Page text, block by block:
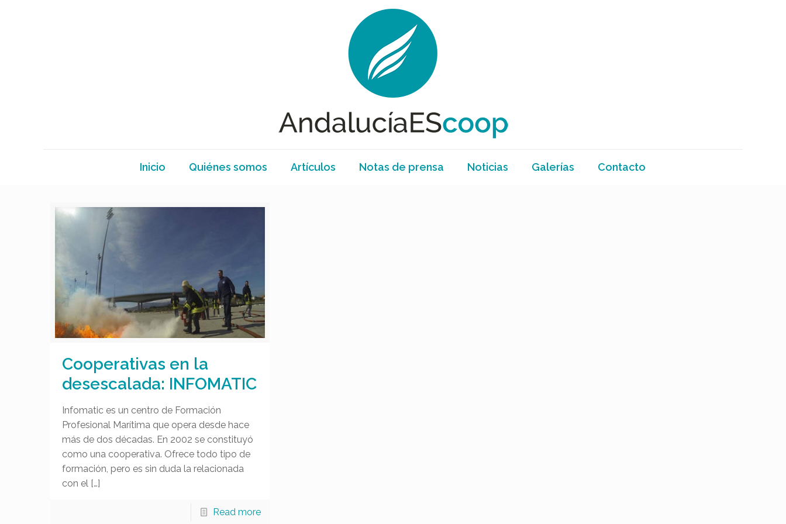
Inicio Quiénes somos Artículos Notas de prensa Noticias Galerías Contacto
Cooperativas en la
desescalada: INFOMATIC
Infomatic es un centro de Formación
Profesional Marítima que opera desde hace
más de dos décadas. En 2002 se constituyó
como una cooperativa. Ofrece todo tipo de
formación, pero es sin duda la relacionada
con el […]
Read more